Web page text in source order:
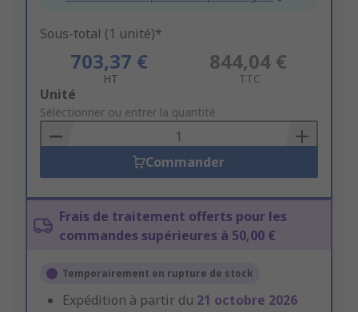
Sous-total (1 unité)*
703,37 €
HT
844,04 €
TTC
Add
to
Basket
Unité
Sélectionner ou entrer la quantité
Commander
Frais de traitement offerts pour les
commandes supérieures à 50,00 €
Temporairement en rupture de stock
Expédition à partir du 21 octobre 2026